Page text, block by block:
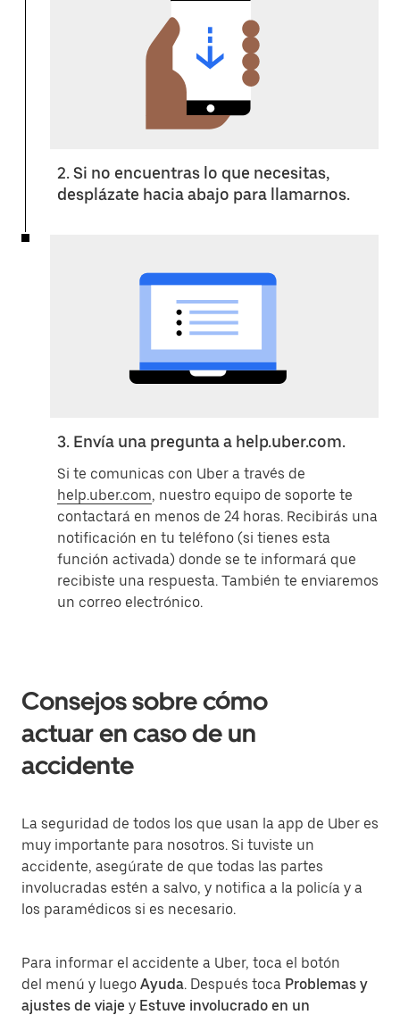
2. Si no encuentras lo que necesitas,
desplázate hacia abajo para llamarnos.
3. Envía una pregunta a help.uber.com.
Si te comunicas con Uber a través de
help.uber.com, nuestro equipo de soporte te
contactará en menos de 24 horas. Recibirás una
notificación en tu teléfono (si tienes esta
función activada) donde se te informará que
recibiste una respuesta. También te enviaremos
un correo electrónico.
Consejos sobre cómo
actuar en caso de un
accidente
La seguridad de todos los que usan la app de Uber es
muy importante para nosotros. Si tuviste un
accidente, asegúrate de que todas las partes
involucradas estén a salvo, y notifica a la policía y a
los paramédicos si es necesario.
Para informar el accidente a Uber, toca el botón
del menú y luego Ayuda. Después toca Problemas y
ajustes de viaje y Estuve involucrado en un